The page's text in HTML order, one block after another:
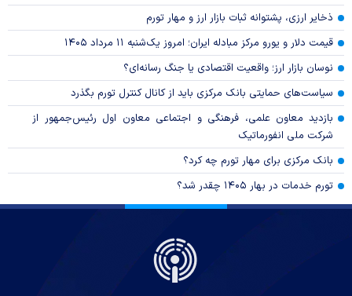
ذخایر ارزی، پشتوانه ثبات بازار ارز و مهار تورم
قیمت دلار و یورو مرکز مبادله ایران؛ امروز یک‌شنبه ۱۱ مرداد ۱۴۰۵
نوسان بازار ارز؛ واقعیت اقتصادی یا جنگ رسانه‌ای؟
سیاست‌های حمایتی بانک مرکزی باید از کانال کنترل تورم بگذرد
بازدید معاون علمی، فرهنگی و اجتماعی معاون اول رئیس‌جمهور از
شرکت ملی انفورماتیک
بانک مرکزی برای مهار تورم چه کرد؟
تورم خدمات در بهار ۱۴۰۵ چقدر شد؟